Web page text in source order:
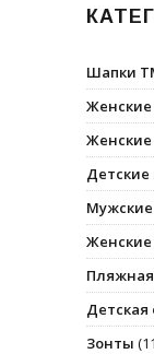
Шапки
Зонты